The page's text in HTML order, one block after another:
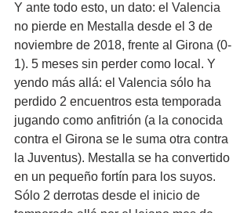
Y ante todo esto, un dato: el Valencia
no pierde en Mestalla desde el 3 de
noviembre de 2018, frente al Girona (0-
1). 5 meses sin perder como local. Y
yendo más allá: el Valencia sólo ha
perdido 2 encuentros esta temporada
jugando como anfitrión (a la conocida
contra el Girona se le suma otra contra
la Juventus). Mestalla se ha convertido
en un pequeño fortín para los suyos.
Sólo 2 derrotas desde el inicio de